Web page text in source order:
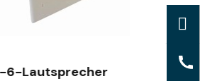
6-Lautsprecher